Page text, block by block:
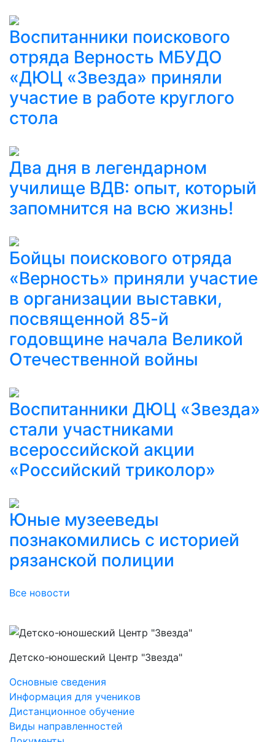
Воспитанники поискового
отряда Верность МБУДО
«ДЮЦ «Звезда» приняли
участие в работе круглого
стола
Два дня в легендарном
училище ВДВ: опыт, который
запомнится на всю жизнь!
Бойцы поискового отряда
«Верность» приняли участие
в организации выставки,
посвященной 85-й
годовщине начала Великой
Отечественной войны
Воспитанники ДЮЦ «Звезда»
стали участниками
всероссийской акции
«Российский триколор»
Юные музееведы
познакомились с историей
рязанской полиции
Все новости
Детско-юношеский Центр "Звезда"
Основные сведения
Информация для учеников
Дистанционное обучение
Виды направленностей